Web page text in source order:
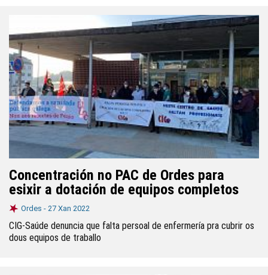
Concentración no PAC de Ordes para
esixir a dotación de equipos completos
Ordes - 27 Xan 2022
CIG-Saúde denuncia que falta persoal de enfermería pra cubrir os
dous equipos de traballo